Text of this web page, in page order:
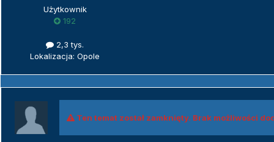
Użytkownik
192
2,3 tys.
Lokalizacja: Opole
Ten temat został zamknięty. Brak możliwości